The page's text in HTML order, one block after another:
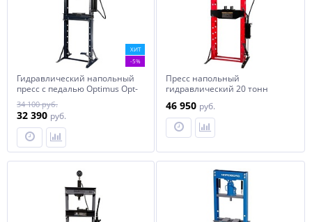
ХИТ
-5%
Гидравлический напольный
пресс с педалью Optimus Opt-
220t
34 100 руб.
32 390 руб.
Пресс напольный
гидравлический 20 тонн
46 950 руб.